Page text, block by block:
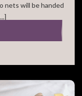
nets will be handed